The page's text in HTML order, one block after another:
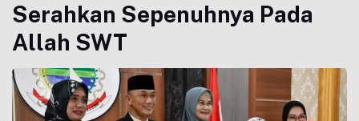
Serahkan Sepenuhnya Pada
Allah SWT